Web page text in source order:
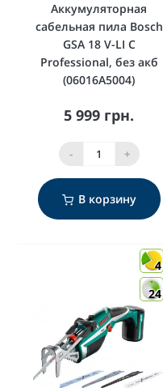
Аккумуляторная
сабельная пила Bosch
GSA 18 V-LI C
Professional, без акб
(06016A5004)
5 999 грн.
- +
В корзину
4
24